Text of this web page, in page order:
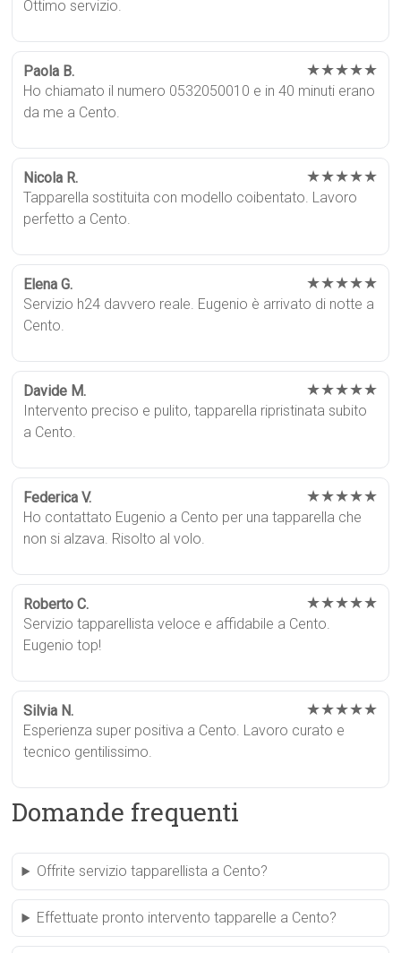
Ottimo servizio.
Paola B. ★★★★★
Ho chiamato il numero 0532050010 e in 40 minuti erano
da me a Cento.
Nicola R. ★★★★★
Tapparella sostituita con modello coibentato. Lavoro
perfetto a Cento.
Elena G. ★★★★★
Servizio h24 davvero reale. Eugenio è arrivato di notte a
Cento.
Davide M. ★★★★★
Intervento preciso e pulito, tapparella ripristinata subito
a Cento.
Federica V. ★★★★★
Ho contattato Eugenio a Cento per una tapparella che
non si alzava. Risolto al volo.
Roberto C. ★★★★★
Servizio tapparellista veloce e affidabile a Cento.
Eugenio top!
Silvia N. ★★★★★
Esperienza super positiva a Cento. Lavoro curato e
tecnico gentilissimo.
Domande frequenti
Offrite servizio tapparellista a Cento?
Effettuate pronto intervento tapparelle a Cento?